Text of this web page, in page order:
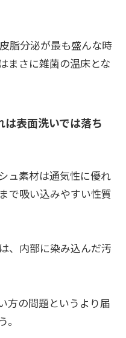
脂分泌が最も盛んな時
まさに雑菌の温床とな
表面洗いでは落ち
ュ素材は通気性に優れ
で吸い込みやすい性質
、内部に染み込んだ汚
方の問題というより届